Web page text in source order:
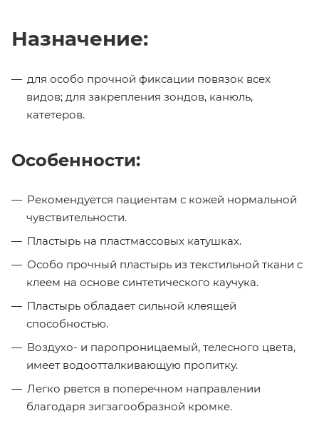
Назначение:
для особо прочной фиксации повязок всех
видов; для закрепления зондов, канюль,
катетеров.
Особенности:
Рекомендуется пациентам с кожей нормальной
чувствительности.
Пластырь на пластмассовых катушках.
Особо прочный пластырь из текстильной ткани с
клеем на основе синтетического каучука.
Пластырь обладает сильной клеящей
способностью.
Воздухо- и паропроницаемый, телесного цвета,
имеет водоотталкивающую пропитку.
Легко рвется в поперечном направлении
благодаря зигзагообразной кромке.